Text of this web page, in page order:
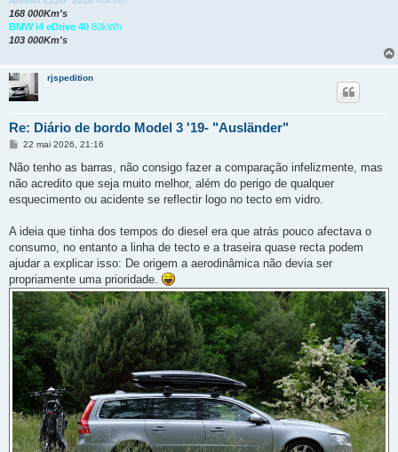
168 000Km's
BMW i4 eDrive 40 80kWh
103 000Km's
rjspedition
Re: Diário de bordo Model 3 '19- "Ausländer"
M
n
a
g
22 mai 2026, 21:16
Não tenho as barras, não consigo fazer a comparação infelizmente, mas
não acredito que seja muito melhor, além do perigo de qualquer
esquecimento ou acidente se reflectir logo no tecto em vidro.
A ideia que tinha dos tempos do diesel era que atrás pouco afectava o
consumo, no entanto a linha de tecto e a traseira quase recta podem
ajudar a explicar isso: De origem a aerodinâmica não devia ser
propriamente uma prioridade.